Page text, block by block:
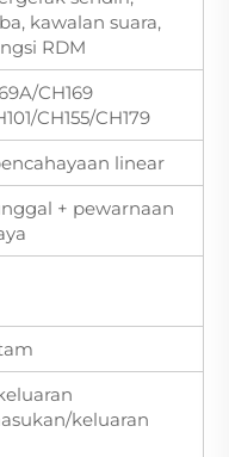
kawalan suara,
RDM
CH169
CH155/CH179
linear
+ pewarnaan
keluaran